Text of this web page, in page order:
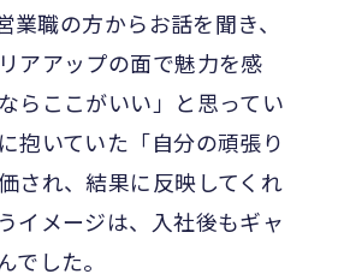
業職の方からお話を聞き、
アアップの面で魅力を感
らここがいい」と思ってい
抱いていた「自分の頑張り
され、結果に反映してくれ
イメージは、入社後もギャ
でした。